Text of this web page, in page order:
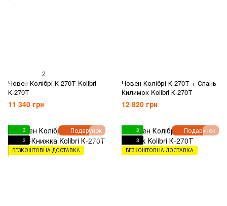
2
Човен Колібрі К-270Т Kolibri
К-270Т
11 340 грн
Човен Колібрі К-270Т + Слань-
Килимок Kolibri К-270Т
12 820 грн
Подарунок
3
3
БЕЗКОШТОВНА ДОСТАВКА
Подарунок
3
3
БЕЗКОШТОВНА ДОСТАВКА